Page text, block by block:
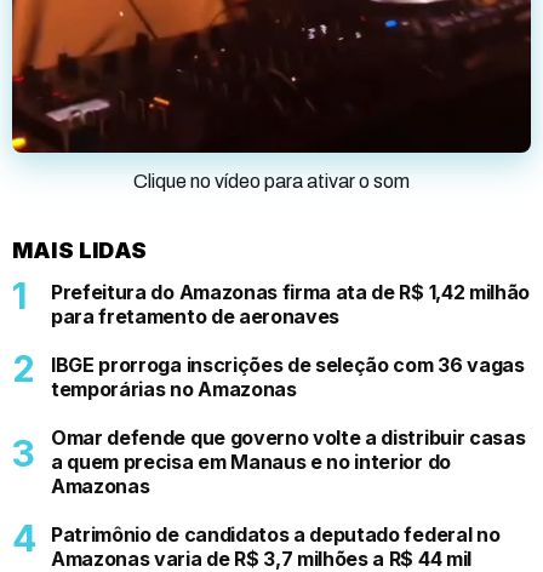
Clique no vídeo para ativar o som
MAIS LIDAS
Prefeitura do Amazonas firma ata de R$ 1,42 milhão
para fretamento de aeronaves
IBGE prorroga inscrições de seleção com 36 vagas
temporárias no Amazonas
Omar defende que governo volte a distribuir casas
a quem precisa em Manaus e no interior do
Amazonas
Patrimônio de candidatos a deputado federal no
Amazonas varia de R$ 3,7 milhões a R$ 44 mil